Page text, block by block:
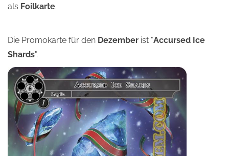
als Foilkarte.
Die Promokarte für den Dezember ist "Accursed Ice
Shards".